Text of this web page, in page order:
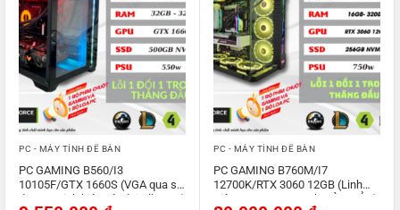
PC - MÁY TÍNH ĐỂ BÀN
PC GAMING B560/I3
10105F/GTX 1660S (VGA qua sử
dụng – Linh kiện còn lại All NEW)
PC - MÁY TÍNH ĐỂ BÀN
PC GAMING B760M/I7
12700K/RTX 3060 12GB (Linh
Kiện ALL NEW- CHƯA KÈM TẢN)